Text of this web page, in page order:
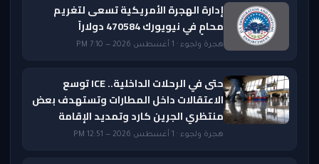
إدارة الهجرة الأمريكية تسعى لتغريم
محامٍ في نيويورك 470584 دولاراً
هجرة ولجوء · 1 أغسطس 2026 — 7:10 PM
حتى في الرحلات الداخلية.. ICE توسع
الاعتقالات داخل المطارات وتستهدف بعض
منتظري الجرين كارد وتمديد الإقامة
هجرة ولجوء · 1 أغسطس 2026 — 12:51 PM